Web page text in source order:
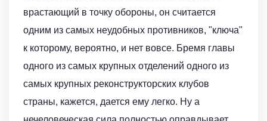
врастающий в точку обороны, он считается
одним из самых неудобных противников, "ключа"
к которому, вероятно, и нет вовсе. Бремя главы
одного из самых крупных отделений одного из
самых крупных реконструкторских клубов
страны, кажется, дается ему легко. Ну а